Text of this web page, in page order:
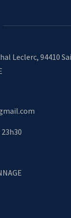
Leclerc, 94410